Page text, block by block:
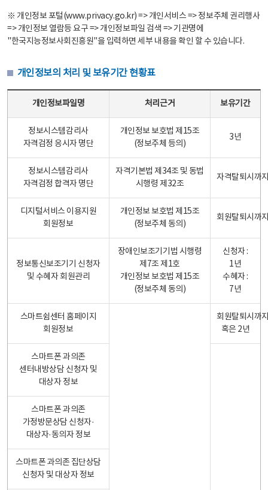
※ 개인정보 포털(www.privacy.go.kr) => 개인서비스 => 정보주체 권리행사
=> 개인정보 열람등 요구 => 개인정보파일 검색 => 기관명에
"한국지능정보사회진흥원"을 입력하면 세부 내용을 확인 할 수 있습니다.
개인정보의 처리 및 보유기간 현황표
개인정보파일명 처리근거 보유기간
정보시스템감리사
자격검정 응시자 명단
개인정보 보호법 제15조
(정보주체 등의)
3년
정보시스템감리사
자격검정 합격자 명단
자격기본법 제34조 및 동법
시행령 제32조
자격탈퇴시까
디지털서비스 이용지원
회원정보
개인정보 보호법 제15조
(정보주체 동의)
회원탈퇴시까
정보통신보조기기 신청자
및 수혜자 회원관리
장애인보조기기법 시행령
제7조 제1호
개인정보 보호법 제15조
(정보주체 동의)
신청자 :
1년
수혜자 :
7년
스마트쉼센터 홈페이지
회원정보
회원탈퇴시까
혹은 2년
스마트폰 과의존
센터내방상담 신청자 및
대상자 정보
스마트폰 과의존
가정방문상담 신청자·
대상자·동의자 정보
스마트폰 과의존 집단상담
신청자 및 대상자 정보